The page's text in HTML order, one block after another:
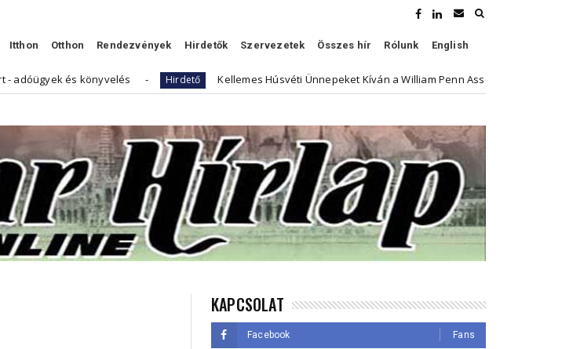
Itthon Otthon Rendezvények Hirdetők Szervezetek Összes hír Rólunk English
és könyvelés Hirdető Kellemes Húsvéti Ünnepeket Kíván a William Penn Association
KAPCSOLAT
Facebook Fans